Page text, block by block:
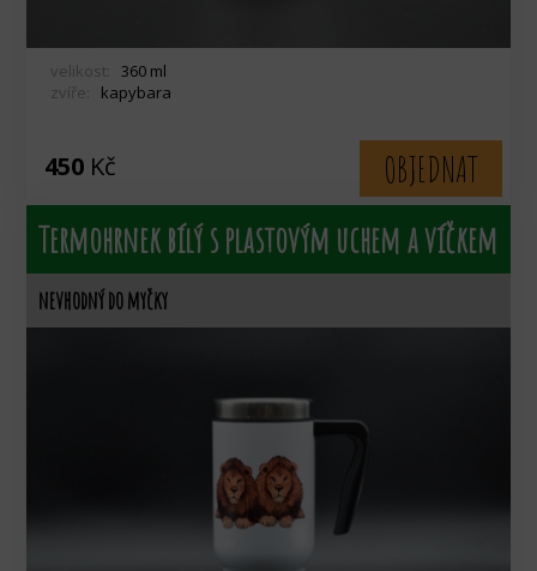
velikost:
360 ml
zvíře:
kapybara
450 Kč
OBJEDNAT
Termohrnek bílý s plastovým uchem a víčkem
nevhodný do myčky